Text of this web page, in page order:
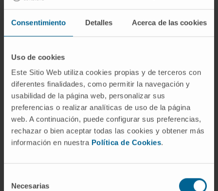
Consentimiento Detalles Acerca de las cookies
Uso de cookies
Este Sitio Web utiliza cookies propias y de terceros con
diferentes finalidades, como permitir la navegación y
usabilidad de la página web, personalizar sus
preferencias o realizar analíticas de uso de la página
web. A continuación, puede configurar sus preferencias,
rechazar o bien aceptar todas las cookies y obtener más
información en nuestra Política de Cookies.
Necesarias
procedimiento quirúrgico para seccionarlas.
desde la década de 1910 y es considerado
uno de los padres de la cirugía pediátrica.
¿Las bandas de Ladd son lo mismo
que un vólvulo?
No. Las bandas son tractos fibrosos que
comprimen el duodeno desde fuera. El vólvulo
es una torsión del intestino sobre su pedículo
juntos en un paciente con malrotación